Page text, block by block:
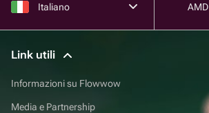
Italiano AMD
Link utili
Informazioni su Flowwow
Media e Partnership